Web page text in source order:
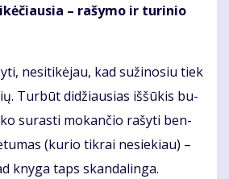
– ra­šy­mo ir tu­ri­nio
ne­si­ti­kė­jau, kad su­ži­no­siu tiek
Tur­būt di­džiau­sias iš­šū­kis bu­
su­ras­ti mo­kan­čio ra­šy­ti ben­
(ku­rio tik­rai ne­sie­kiau) –
kny­ga taps skan­da­lin­ga.